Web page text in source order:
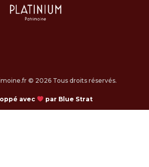
© 2026 Tous droits réservés.
avec par Blue Strat